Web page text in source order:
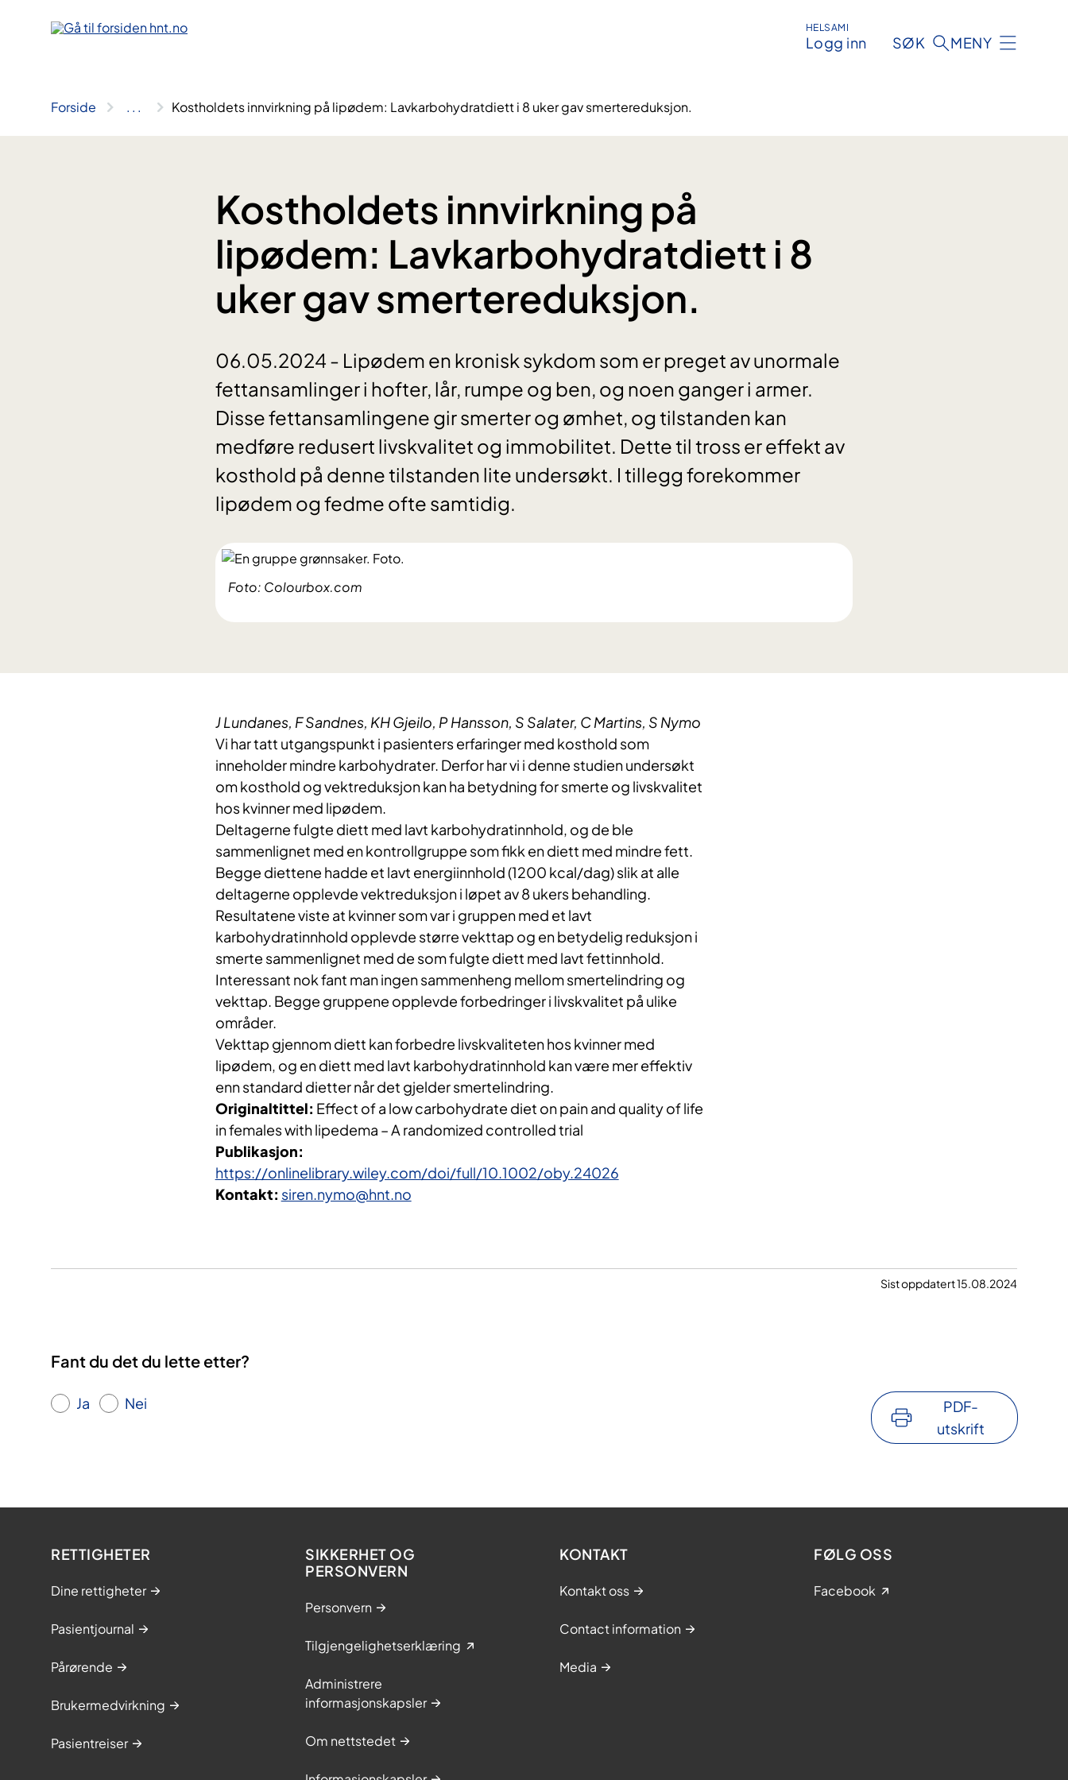
HELSAMI
Logg inn SØK MENY
Forside .. . Kostholdets innvirkning på lipødem: Lavkarbohydratdiett i 8 uker gav smertereduksjon.
Kostholdets innvirkning på
lipødem: Lavkarbohydratdiett i 8
uker gav smertereduksjon.
06.05.2024 - Lipødem en kronisk sykdom som er preget av unormale
fettansamlinger i hofter, lår, rumpe og ben, og noen ganger i armer.
Disse fettansamlingene gir smerter og ømhet, og tilstanden kan
medføre redusert livskvalitet og immobilitet. Dette til tross er effekt av
kosthold på denne tilstanden lite undersøkt. I tillegg forekommer
lipødem og fedme ofte samtidig.
Foto: Colourbox.com
J Lundanes, F Sandnes, KH Gjeilo, P Hansson, S Salater, C Martins, S Nymo
Vi har tatt utgangspunkt i pasienters erfaringer med kosthold som
inneholder mindre karbohydrater. Derfor har vi i denne studien undersøkt
om kosthold og vektreduksjon kan ha betydning for smerte og livskvalitet
hos kvinner med lipødem.
Deltagerne fulgte diett med lavt karbohydratinnhold, og de ble
sammenlignet med en kontrollgruppe som fikk en diett med mindre fett.
Begge diettene hadde et lavt energiinnhold (1200 kcal/dag) slik at alle
deltagerne opplevde vektreduksjon i løpet av 8 ukers behandling.
Resultatene viste at kvinner som var i gruppen med et lavt
karbohydratinnhold opplevde større vekttap og en betydelig reduksjon i
smerte sammenlignet med de som fulgte diett med lavt fettinnhold.
Interessant nok fant man ingen sammenheng mellom smertelindring og
vekttap. Begge gruppene opplevde forbedringer i livskvalitet på ulike
områder.
Vekttap gjennom diett kan forbedre livskvaliteten hos kvinner med
lipødem, og en diett med lavt karbohydratinnhold kan være mer effektiv
enn standard dietter når det gjelder smertelindring.
Originaltittel: Effect of a low carbohydrate diet on pain and quality of life
in females with lipedema – A randomized controlled trial
Publikasjon:
https://onlinelibrary.wiley.com/doi/full/10.1002/oby.24026
Kontakt: siren.nymo@hnt.no
Sist oppdatert 15.08.2024
Fant du det du lette etter?
Ja Nei
PDF-
utskrift
RETTIGHETER
Dine rettigheter
Pasientjournal
Pårørende
Brukermedvirkning
Pasientreiser
SIKKERHET OG
PERSONVERN
Personvern
Tilgjengelighetserklæring
Administrere
informasjonskapsler
Om nettstedet
KONTAKT
Kontakt oss
Contact information
Media
FØLG OSS
Facebook